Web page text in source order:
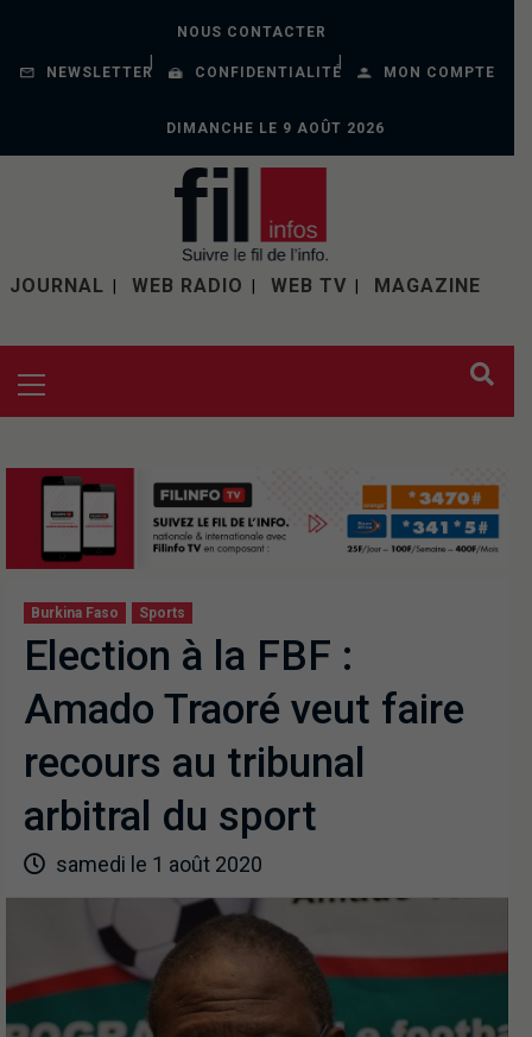
NOUS CONTACTER
NEWSLETTER CONFIDENTIALITÉ MON COMPTE
DIMANCHE LE 9 AOÛT 2026
JOURNAL WEB RADIO WEB TV MAGAZINE
Burkina Faso Sports
Election à la FBF :
Amado Traoré veut faire
recours au tribunal
arbitral du sport
samedi le 1 août 2020